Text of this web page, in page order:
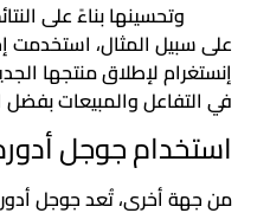
وتحسينها بناءً على
على سبيل المثال،
إنستغرام لإطلاق منتجها
في التفاعل والمبيعات بفضل
استخدام جوجل
من جهة أخرى، تُعد جوجل